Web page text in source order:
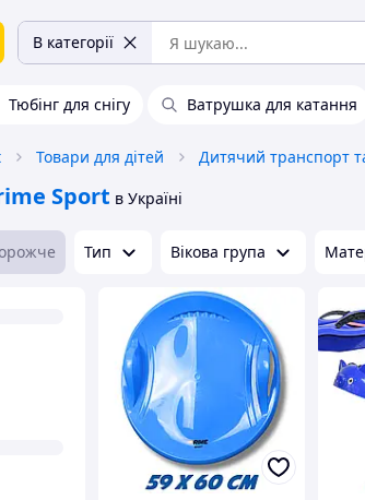
В категорії
Тюбінг для снігу Ватрушка для катання
Товари для дітей Дитячий транспорт
Sport в Україні
Тип Вікова група